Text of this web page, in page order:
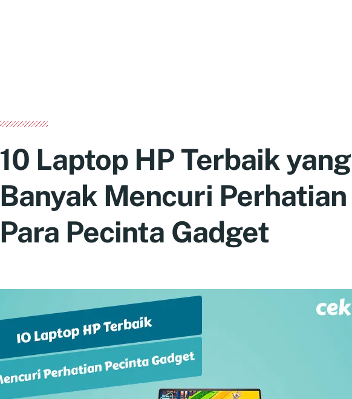
10 Laptop HP Terbaik yang
Banyak Mencuri Perhatian
Para Pecinta Gadget